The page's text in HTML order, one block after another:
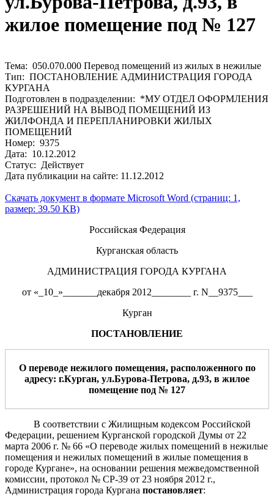
жилое помещение под № 127
Тема: 050.070.000 Перевод помещений из жилых в нежилые
Тип: ПОСТАНОВЛЕНИЕ АДМИНИСТРАЦИЯ ГОРОДА
КУРГАНА
Подготовлен в подразделении: *МУ ОТДЕЛ ОФОРМЛЕНИЯ
РАЗРЕШЕНИЙ НА ВЫВОД ПОМЕЩЕНИЙ ИЗ
ЖИЛФОНДА И ПЕРЕПЛАНИРОВКИ ЖИЛЫХ
ПОМЕЩЕНИЙ
Номер: 9375
Дата: 10.12.2012
Статус: Действует
Дата публикации на сайте: 11.12.2012
Скачать документ в формате Microsoft Word (страниц: 1,
размер: 39.50 KB)
Российская Федерация
Курганская область
АДМИНИСТРАЦИЯ ГОРОДА КУРГАНА
от «_10_»_______декабря 2012________ г. N__9375___
Курган
ПОСТАНОВЛЕНИЕ
О переводе нежилогопомещения, расположенногопо
адресу: г.Курган, ул.Бурова-Петрова, д.93, в жилое
помещение под № 127
В соответствии с Жилищным кодексом Российской
Федерации, решением Курганской городской Думы от 22
марта 2006 г. № 66 «О переводе жилых помещений в нежилые
помещения и нежилых помещений в жилые помещения в
городе Кургане», на основании решения межведомственной
комиссии, протокол № СР-39 от 23 ноября 2012 г.,
Администрация города Кургана постановляет: